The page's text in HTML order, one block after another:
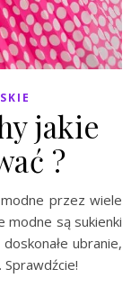
jakie
?
modne są sukienki
ubranie,